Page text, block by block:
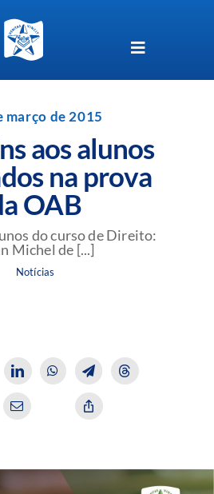
Toggle
Navigation
março de 2015
aos alunos
na prova
OAB
do curso de Direito:
Michel de [...]
Notícias